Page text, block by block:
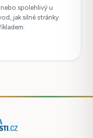
spolehlivý u
jak silné stránky